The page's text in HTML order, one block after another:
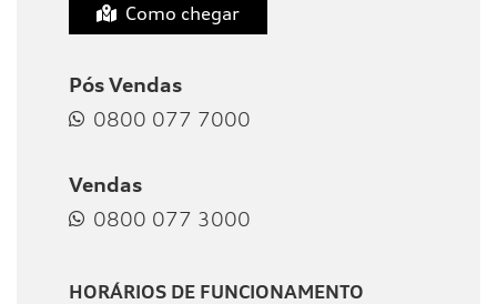
Como chegar
Pós Vendas
0800 077 7000
Vendas
0800 077 3000
HORÁRIOS DE FUNCIONAMENTO